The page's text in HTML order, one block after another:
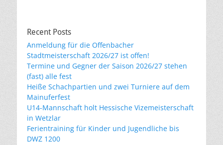
Recent Posts
Anmeldung für die Offenbacher
Stadtmeisterschaft 2026/27 ist offen!
Termine und Gegner der Saison 2026/27 stehen
(fast) alle fest
Heiße Schachpartien und zwei Turniere auf dem
Mainuferfest
U14-Mannschaft holt Hessische Vizemeisterschaft
in Wetzlar
Ferientraining für Kinder und Jugendliche bis
DWZ 1200